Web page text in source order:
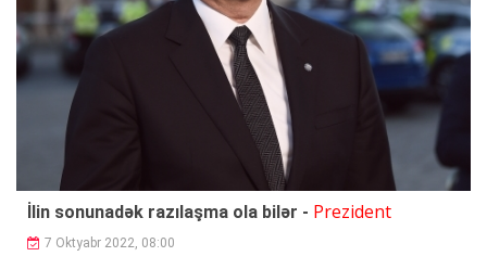
İlin sonunadək razılaşma ola bilər - Prezident
7 Oktyabr 2022, 08:00